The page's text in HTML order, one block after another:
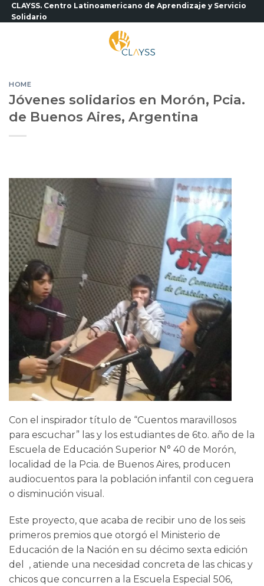
Saltar
al
CLAYSS. Centro Latinoamericano de Aprendizaje y Servicio
Solidario
HOME
Jóvenes solidarios en Morón, Pcia.
de Buenos Aires, Argentina
Con el inspirador título de “Cuentos maravillosos
para escuchar” las y los estudiantes de 6to. año de la
Escuela de Educación Superior N° 40 de Morón,
localidad de la Pcia. de Buenos Aires, producen
audiocuentos para la población infantil con ceguera
o disminución visual.
Este proyecto, que acaba de recibir uno de los seis
primeros premios que otorgó el Ministerio de
Educación de la Nación en su décimo sexta edición
del , atiende una necesidad concreta de las chicas y
chicos que concurren a la Escuela Especial 506,